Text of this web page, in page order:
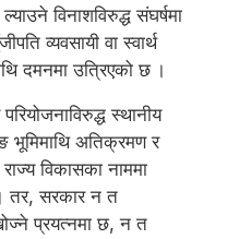
विनाशविरुद्ध संघर्षमा
व्यवसायी वा स्वार्थ
दमनमा उत्रिएको छ ।
स्थानीय
भूमिमाथि अतिक्रमण र
विकासका नाममा
तर, सरकार न त
प्रयत्नमा छ, न त